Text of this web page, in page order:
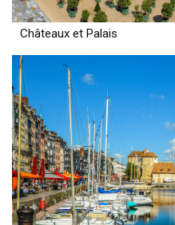
Châteaux et Palais